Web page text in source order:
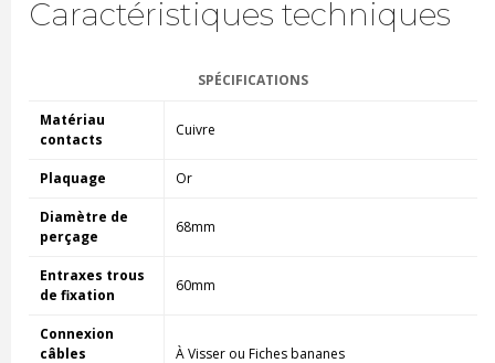
Caractéristiques techniques
SPÉCIFICATIONS
Matériau
contacts
Cuivre
Plaquage Or
Diamètre de
perçage
68mm
Entraxes trous
de fixation
60mm
Connexion
câbles
À Visser ou Fiches bananes